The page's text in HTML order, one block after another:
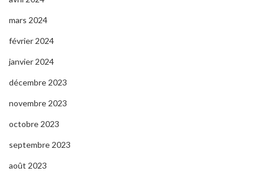
mars 2024
février 2024
janvier 2024
décembre 2023
novembre 2023
octobre 2023
septembre 2023
août 2023